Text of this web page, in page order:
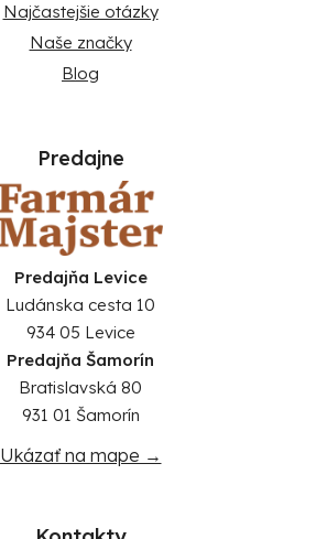
Najčastejšie otázky
Naše značky
Blog
Predajne
Predajňa Levice
Ludánska cesta 10
934 05 Levice
Predajňa Šamorín
Bratislavská 80
931 01 Šamorín
Ukázať na mape →